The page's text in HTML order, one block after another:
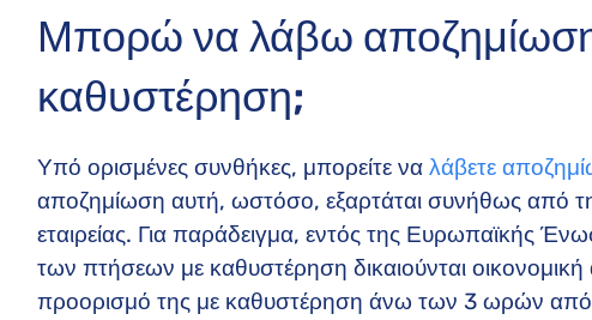
Μπορώ να λάβω αποζημίωση
καθυστέρηση;
Υπό ορισμένες συνθήκες, μπορείτε να λάβετε
αποζημίωση αυτή, ωστόσο, εξαρτάται συνήθως από
εταιρείας. Για παράδειγμα, εντός της Ευρωπαϊκής
των πτήσεων με καθυστέρηση δικαιούνται
προορισμό της με καθυστέρηση άνω των 3 ωρών από